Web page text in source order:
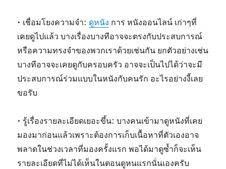
• เชื่อมโยงความจำ: ดูหนัง การ หนังออนไลน์ เก่าๆที่
เคยดูไปแล้ว บางเรื่องบางทีอาจจะตรงกับประสบการณ์
หรือความทรงจำของพวกเราด้วยเช่นกัน ยกตัวอย่างเช่น
บางทีอาจจะเคยดูกับครอบครัว อาจจะเป็นไปได้ว่าจะมี
ประสบการณ์ร่วมแบบในหนังกับคนรัก อะไรอย่างงี้เลย
ขอรับ
• รู้เรื่องรายละเอียดเยอะขึ้น: บางคนเข้ามาดูหนังที่เคย
มองมาก่อนแล้วเพราะต้องการเก็บเนื้อหาที่ตัวเองอาจ
พลาดในช่วงเวลาที่มองครั้งแรก พอได้มาดูซ้ำก็จะเห็น
รายละเอียดที่ไม่ได้เห็นในตอนดูหนแรกนั่นเองครับ